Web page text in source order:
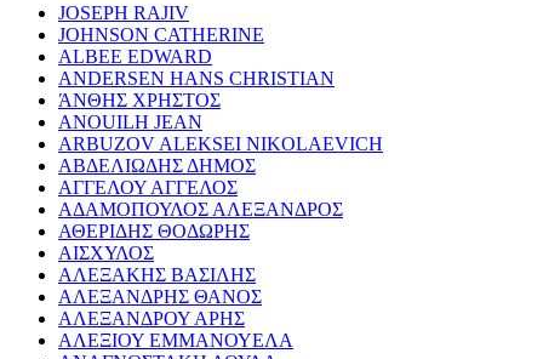
JOSEPH RAJIV
JOHNSON CATHERINE
ALBEE EDWARD
ANDERSEN HANS CHRISTIAN
ΆΝΘΗΣ ΧΡΗΣΤΟΣ
ANOUILH JEAN
ARBUZOV ALEKSEI NIKOLAEVICH
ΑΒΔΕΛΙΩΔΗΣ ΔΗΜΟΣ
ΑΓΓΕΛΟΥ ΑΓΓΕΛΟΣ
ΑΔΑΜΟΠΟΥΛΟΣ ΑΛΕΞΑΝΔΡΟΣ
ΑΘΕΡΙΔΗΣ ΘΟΔΩΡΗΣ
ΑΙΣΧΥΛΟΣ
ΑΛΕΞΑΚΗΣ ΒΑΣΙΛΗΣ
ΑΛΕΞΑΝΔΡΗΣ ΘΑΝΟΣ
ΑΛΕΞΑΝΔΡΟΥ ΑΡΗΣ
ΑΛΕΞΙΟΥ ΕΜΜΑΝΟΥΕΛΑ